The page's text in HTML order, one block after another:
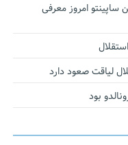
ساپینتو امروز معرفی
لیاقت صعود دارد
بود